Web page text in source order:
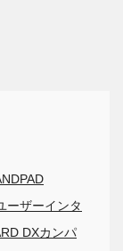
ーザーインタ
DXカンパ